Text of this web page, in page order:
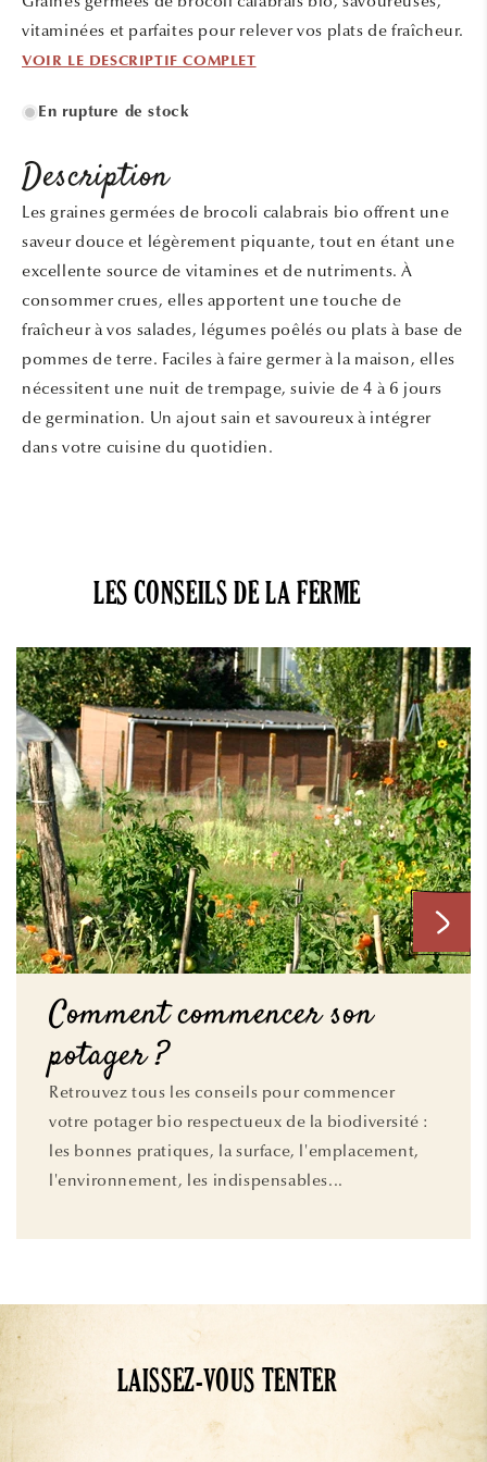
fenêtre
modale
vitaminées et parfaites pour relever vos plats de fraîcheur.
VOIR LE DESCRIPTIF COMPLET
En rupture de stock
Description
Les graines germées de brocoli calabrais bio offrent une
saveur douce et légèrement piquante, tout en étant une
excellente source de vitamines et de nutriments. À
consommer crues, elles apportent une touche de
fraîcheur à vos salades, légumes poêlés ou plats à base de
pommes de terre. Faciles à faire germer à la maison, elles
nécessitent une nuit de trempage, suivie de 4 à 6 jours
de germination. Un ajout sain et savoureux à intégrer
dans votre cuisine du quotidien.
LES CONSEILS DE LA FERME
Comment commencer son
potager ?
Retrouvez tous les conseils pour commencer
votre potager bio respectueux de la biodiversité :
les bonnes pratiques, la surface, l'emplacement,
l'environnement, les indispensables...
LAISSEZ-VOUS TENTER